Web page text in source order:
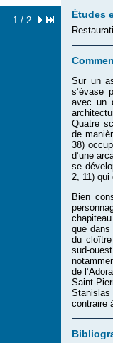
Études
Sur un
s’évase
avec un
Quatre
de
38)
d’une
se
2, 11)
Bien
que dans
du
sud-
de
Saint-
contraire
1 / 2